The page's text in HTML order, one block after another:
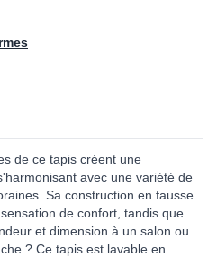
de ce tapis créent une
avec une variété de
Sa construction en fausse
de confort, tandis que
et dimension à un salon ou
? Ce tapis est lavable en